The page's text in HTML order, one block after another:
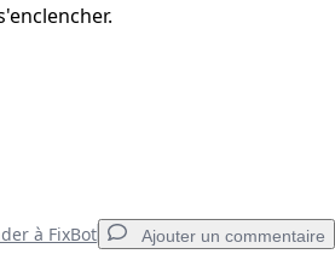
à FixBot Ajouter un commentaire